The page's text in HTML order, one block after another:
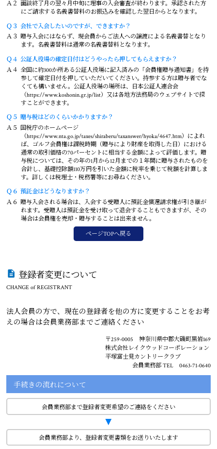
Ａ２ 面談終了月の翌々月中旬に理事の入会審査が終わります。承認された方
にご請求する名義書替料のお振込みを確認した翌日からとなります。
Ｑ３ 会社で入会したいのですが、できますか？
Ａ３ 贈与入会にはならず、現会員からご法人への譲渡による名義書替となり
ます。名義書替料は通常の名義書替料となります。
Ｑ４ 公証人役場の確定日付はどうやったら押してもらえますか？
Ａ４ 全国に約300か所ある公証人役場に記入済みの「会員権贈与通知書」を持
参して確定日付を押していただいてください。持参する方は贈与者でな
くても構いません。公証人役場の場所は、日本公証人連合会
（https://www.koshonin.gr.jp/list）又は各地方法務局のウェブサイトで探
すことができます。
Ｑ５ 贈与税はどのくらいかかりますか？
Ａ５ 国税庁のホームページ
（https://www.nta.go.jp/taxes/shiraberu/taxanswer/hyoka/4647.htm）によれ
ば、ゴルフ会員権は課税時期（贈与により財産を取得した日）における
通常の取引価格の70パーセントに相当する金額によって評価します。贈
与税については、その年の1月から12月までの１年間に贈与されたものを
合計し、基礎控除額110万円を引いた金額に税率を乗じて税額を計算しま
す。詳しくは税理士・税務署等にお尋ねください。
Ｑ６ 預託金はどうなりますか？
Ａ６ 贈与入会される場合は、入会する受贈人に預託金償還請求権が引き継が
れます。受贈人は預託金を受け取って退会することもできますが、その
場合は会員権を売却・贈与することは出来ません。
ページTOPへ戻る
登録者変更について
CHANGE of REGISTRANT
法人会員の方で、現在の登録者を他の方に変更することをお考
えの場合は会員業務部までご連絡ください
〒259-0005 神奈川県中郡大磯町黒岩169
株式会社レイクウッドコーポレーション
平塚富士見カントリークラブ
会員業務部 TEL 0463-71-0640
手続きの流れについて
会員業務部まで登録者変更希望のご連絡をください
▼
会員業務部より、登録者変更書類をお送りいたします